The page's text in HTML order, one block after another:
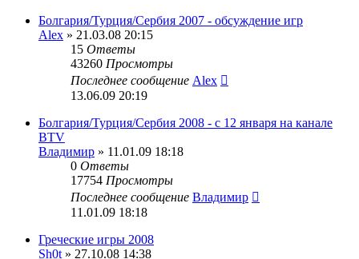
Болгария/Турция/Сербия 2007 - обсуждение игр
Alex » 21.03.08 20:15
15 Ответы
43260 Просмотры
Последнее сообщение Alex
13.06.09 20:19
Болгария/Турция/Сербия 2008 - c 12 января на канале
BTV
Владимир » 11.01.09 18:18
0 Ответы
17754 Просмотры
Последнее сообщение Владимир
11.01.09 18:18
Греческие игры 2008
Sh0t » 27.10.08 14:38